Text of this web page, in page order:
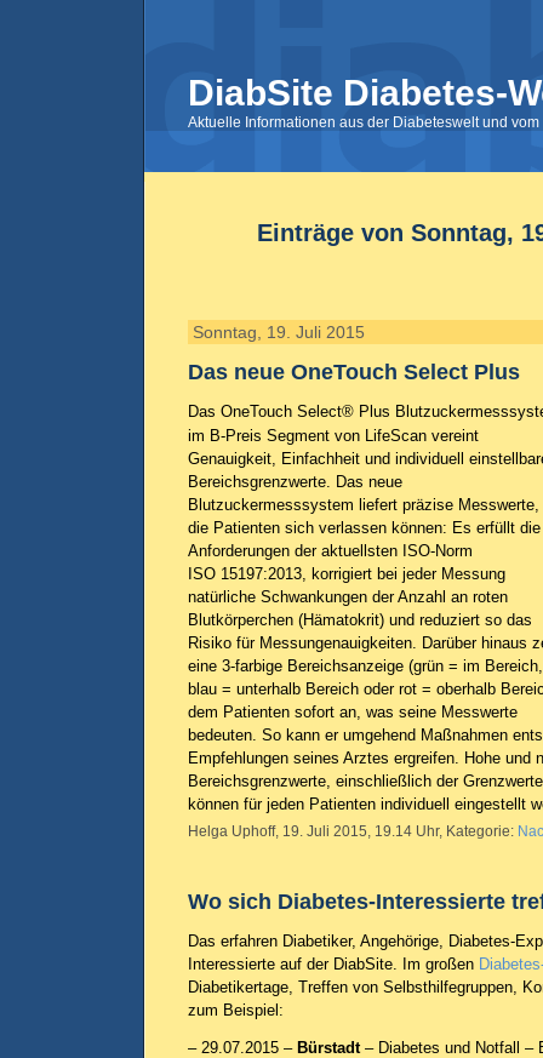
DiabSite Diabetes-
Aktuelle Informationen aus der Diabeteswelt und
Einträge von Sonntag,
Sonntag, 19. Juli 2015
Das neue OneTouch Select Plus
Das OneTouch Select® Plus
im B-Preis Segment von LifeScan vereint
Genauigkeit, Einfachheit und individuell
Bereichsgrenzwerte. Das neue
Blutzuckermesssystem liefert präzise Messwerte,
die Patienten sich verlassen können: Es erfüllt die
Anforderungen der aktuellsten ISO-Norm
ISO 15197:2013, korrigiert bei jeder Messung
natürliche Schwankungen der Anzahl an roten
Blutkörperchen (Hämatokrit) und reduziert so das
Risiko für Messungenauigkeiten. Darüber hinaus
eine 3-farbige Bereichsanzeige (grün = im Bereich,
blau = unterhalb Bereich oder rot = oberhalb
dem Patienten sofort an, was seine Messwerte
bedeuten. So kann er umgehend Maßnahmen
Empfehlungen seines Arztes ergreifen. Hohe und
Bereichsgrenzwerte, einschließlich der
können für jeden Patienten individuell eingestellt
Helga Uphoff, 19. Juli 2015, 19.14 Uhr, Kategorie:
Wo sich Diabetes-Interessierte
Das erfahren Diabetiker, Angehörige, Diabetes-
Interessierte auf der DiabSite. Im großen
Diabetikertage, Treffen von Selbsthilfegruppen,
zum Beispiel:
– 29.07.2015 – Bürstadt– Diabetes und Notfall –